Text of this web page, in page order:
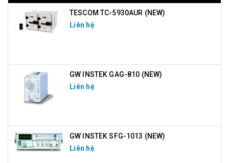
TESCOM TC-5930AUR (NEW)
Liên hệ
GW INSTEK GAG-810 (NEW)
Liên hệ
GW INSTEK SFG-1013 (NEW)
Liên hệ